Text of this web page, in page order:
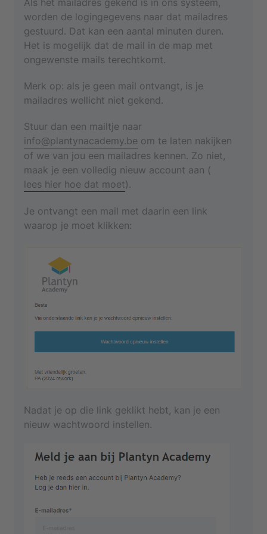
Selecteer je werkveld en vul alle gegevens in.
vullen.
Belangrijk: kies een geldig mailadres en
controleer goed op schrijffouten.
Als alle velden zijn ingevuld, klik je op 'Account
aanmaken'.
Je registratie wordt per mail bevestigd.
Vul het e-mailadres van je Informat-account in
en klik op 'Nieuw account aanmaken'.
Je ziet de volgende melding:
Ga naar je mailbox om de bevestigingsmail te
openen en klik op 'Activeer je account'.
Je account op Plantyn Academy werd
na of je nog gegevens moet aanvullen en stem
slot op 'Wijzigingen opslaan'.
Je komt in je profiel terecht:
Als het mailadres gekend is in ons systeem,
worden de logingegevens naar dat mailadres
gestuurd. Dat kan een aantal minuten duren.
Het is mogelijk dat de mail in de map met
ongewenste mails terechtkomt.
Merk op: als je geen mail ontvangt, is je
mailadres wellicht niet gekend.
Stuur dan een mailtje naar
info@plantynacademy.be om te laten nakijken
of we van jou een mailadres kennen. Zo niet,
maak je een volledig nieuw account aan (
lees hier hoe dat moet).
Je ontvangt een mail met daarin een link
waarop je moet klikken:
Nadat je op die link geklikt hebt, kan je een
nieuw wachtwoord instellen.